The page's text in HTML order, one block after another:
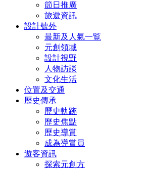
節日推廣
旅遊資訊
設計號外
最新及人氣一覧
元創領域
設計視野
人物訪談
文化生活
位置及交通
歷史傳承
歷史軌跡
歷史焦點
歷史導賞
成為導賞員
遊客資訊
探索元創方